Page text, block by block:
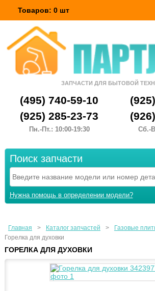
Товаров: 0 шт
ЗАПЧАСТИ ДЛЯ БЫТОВОЙ
(495) 740-59-10
(925) 285-23-73
Пн.-Пт.: 10:00-19:30 Сб.-
Поиск запчасти
Нужна помощь в определении модели?
Главная > Каталог запчастей > Газовые
Горелка для духовки
ГОРЕЛКА ДЛЯ ДУХОВКИ